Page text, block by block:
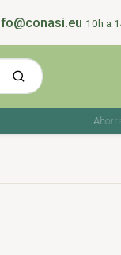
10h a
Ahorra